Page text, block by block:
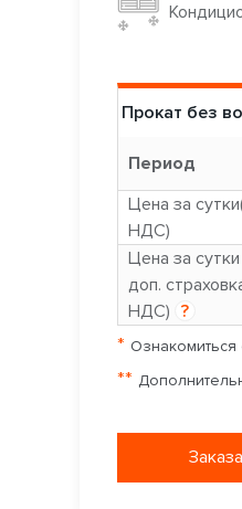
Прокат без
Период
Цена за
НДС)
Цена за
доп.
НДС) ?
* Ознакомиться
**